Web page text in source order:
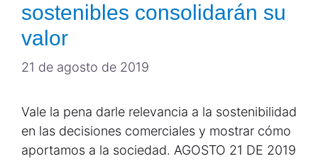
sostenibles consolidarán su
valor
21 de agosto de 2019
Vale la pena darle relevancia a la sostenibilidad
en las decisiones comerciales y mostrar cómo
aportamos a la sociedad. AGOSTO 21 DE 2019